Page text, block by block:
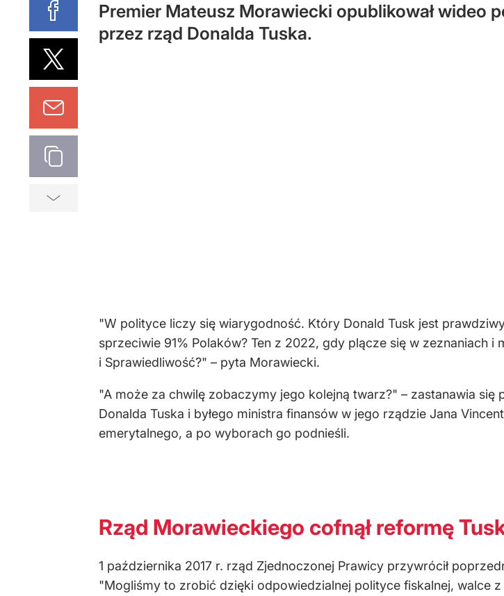
Premier Mateusz Morawiecki opublikował wideo
przez rząd Donalda Tuska.
"W polityce liczy się wiarygodność. Który Donald Tusk jest
sprzeciwie 91% Polaków? Ten z 2022, gdy plącze się w zeznaniach
i Sprawiedliwość?" – pyta Morawiecki.
"A może za chwilę zobaczymy jego kolejną twarz?" – zastanawia
Donalda Tuska i byłego ministra finansów w jego rządzie Jana
emerytalnego, a po wyborach go podnieśli.
Rząd Morawieckiego cofnął reformę
1 października 2017 r. rząd Zjednoczonej Prawicy przywrócił
"Mogliśmy to zrobić dzięki odpowiedzialnej polityce fiskalnej, walce